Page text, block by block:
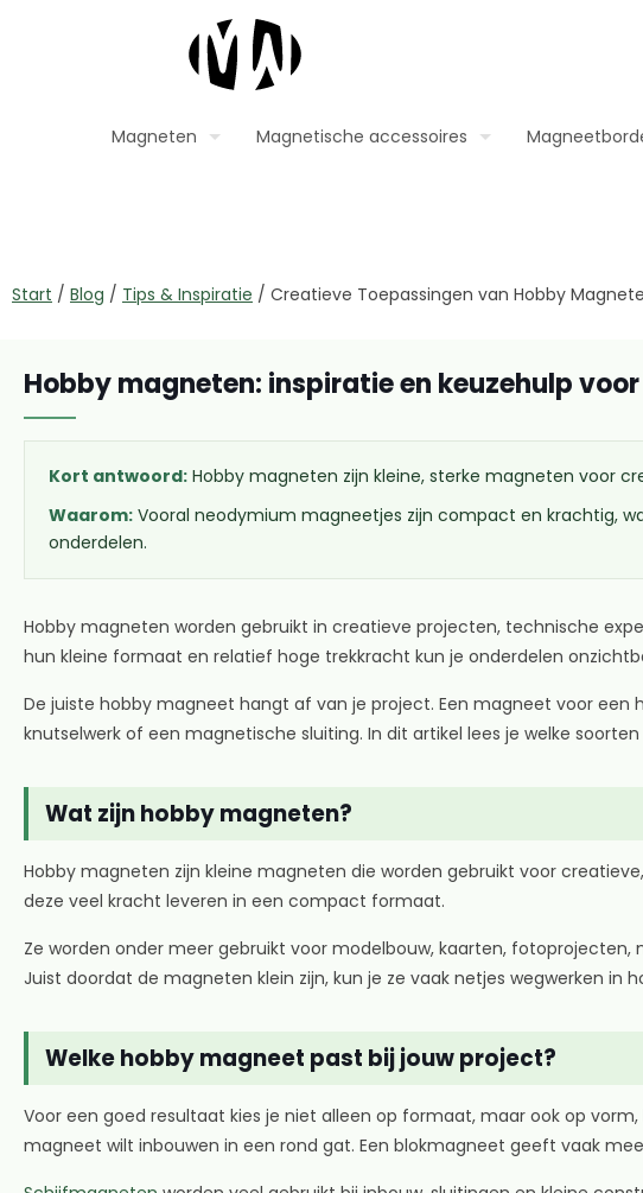
Magneten Magnetische accessoires
Start / Blog / Tips & Inspiratie / Creatieve Toepassingen van Hobby
Hobby magneten: inspiratie en keuzehulp
Kort antwoord: Hobby magneten zijn kleine, sterke magneten voor
Waarom: Vooral neodymium magneetjes zijn compact en krachtig,
onderdelen.
Hobby magneten worden gebruikt in creatieve projecten, technische
hun kleine formaat en relatief hoge trekkracht kun je onderdelen
De juiste hobby magneet hangt af van je project. Een magneet voor
knutselwerk of een magnetische sluiting. In dit artikel lees je welke
Wat zijn hobby magneten?
Hobby magneten zijn kleine magneten die worden gebruikt voor
deze veel kracht leveren in een compact formaat.
Ze worden onder meer gebruikt voor modelbouw, kaarten,
Juist doordat de magneten klein zijn, kun je ze vaak netjes wegwerken in
Welke hobby magneet past bij jouw project?
Voor een goed resultaat kies je niet alleen op formaat, maar ook op
magneet wilt inbouwen in een rond gat. Een blokmagneet geeft vaak